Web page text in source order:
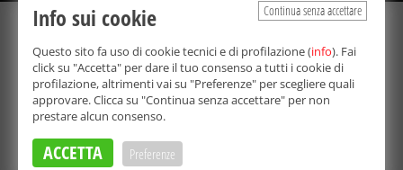
©Copyright 2003-2026
Bmedia Srl- P.IVA 07064240828
La riproduzione totale o parziale di tutti i contenuti, in qualunque
forma, su qualsiasi supporto è proibita.
Balarm.it è una testata giornalistica registrata. Autorizzazione del
Tribunale di Palermo n° 32 del 21/10/2003
Direttore responsabile:
Continua senza accettare
Info sui cookie
Questo sito fa uso di cookie tecnici e di profilazione (info). Fai
click su "Accetta" per dare il tuo consenso a tutti i cookie di
profilazione, altrimenti vai su "Preferenze" per scegliere quali
approvare. Clicca su "Continua senza accettare" per non
prestare alcun consenso.
ACCETTA Preferenze